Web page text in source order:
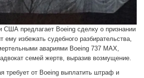
США предлагает Boeing сделку о признании
ему избежать судебного разбирательства,
авариями Boeing 737 MAX,
семей жертв, выразив возмущение.
требует от Boeing выплатить штраф и